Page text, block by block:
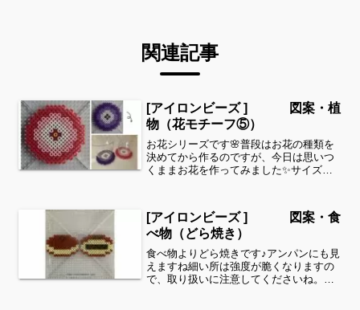
関連記事
[アイロンビーズ ] 図案・植
物（花モチーフ⑤）
お花シリーズです🌸普段はお花の種類を
決めてから作るのですが、今日は思いつ
くままお花を作ってみました✨サイズは
うか。すみれ上は、（むらさき、パステ
ルむらさき、...
[アイロンビーズ ] 図案・食
べ物（どら焼き）
食べ物よりどら焼きです♪アンパンにも見
えますね細い所は強度が脆くなりますの
で、取り扱いに注意してくださいね。こ